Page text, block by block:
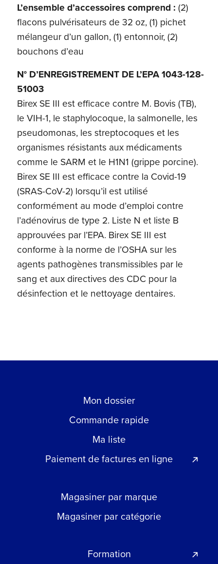
L’ensemble d’accessoires comprend : (2)
flacons pulvérisateurs de 32 oz, (1) pichet
mélangeur d’un gallon, (1) entonnoir, (2)
bouchons d’eau
N° D’ENREGISTREMENT DE L’EPA 1043-128-
51003
Birex SE III est efficace contre M. Bovis (TB),
le VIH-1, le staphylocoque, la salmonelle, les
pseudomonas, les streptocoques et les
organismes résistants aux médicaments
comme le SARM et le H1N1 (grippe porcine).
Birex SE III est efficace contre la Covid-19
(SRAS-CoV-2) lorsqu’il est utilisé
conformément au mode d’emploi contre
l’adénovirus de type 2. Liste N et liste B
approuvées par l’EPA. Birex SE III est
conforme à la norme de l’OSHA sur les
agents pathogènes transmissibles par le
sang et aux directives des CDC pour la
désinfection et le nettoyage dentaires.
Mon dossier
Commande rapide
Ma liste
Paiement de factures en ligne
Magasiner par marque
Magasiner par catégorie
Formation